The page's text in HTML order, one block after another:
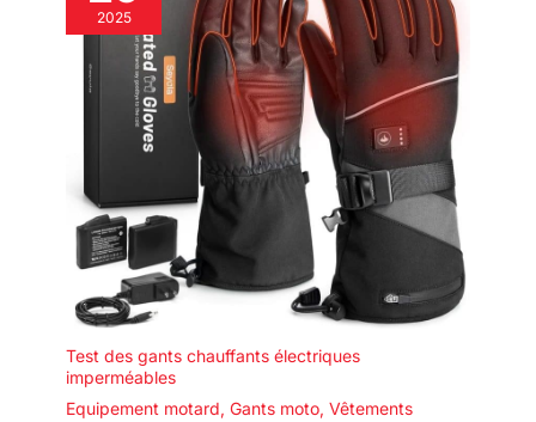
2025
Test des gants chauffants électriques
imperméables
Equipement motard, Gants moto, Vêtements